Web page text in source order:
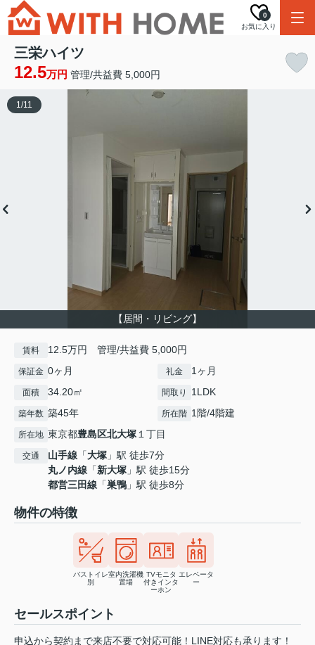
お気に入り
0
三栄ハイツ
12.5万円 管理/共益費 5,000円
【居間・リビング】
1/11
賃料 12.5万円 管理/共益費 5,000円
保証金 0ヶ月 礼金 1ヶ月
面積 34.20㎡ 間取り 1LDK
築年数 築45年 所在階 1階/4階建
所在地 東京都豊島区北大塚１丁目
交通 山手線 「大塚 」駅 徒歩7分
丸ノ内線 「新大塚 」駅 徒歩15分
都営三田線 「巣鴨 」駅 徒歩8分
物件の特徴
バストイレ
別
室内洗濯機
置場
TVモニタ
付きインタ
ーホン
エレベータ
ー
セールスポイント
申込から契約まで来店不要で対応可能！LINE対応も承ります！